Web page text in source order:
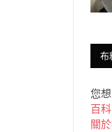
布
您
百科
關